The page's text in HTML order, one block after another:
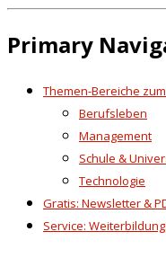
Primary
Themen-Bereiche
Berufsleben
Management
Schule &
Technologie
Gratis: Newsletter &
Service: